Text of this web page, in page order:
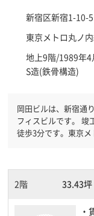
新宿区新宿1-10-5
東京メトロ丸ノ
地上9階/1989年4
S造(鉄骨構造)
岡田ビルは、新宿通
フィスビルです。 竣工1989年、東京メトロ丸ノ内線新宿御苑前駅
徒歩3分です。東京
っかりとしています
2階 33.43坪
・